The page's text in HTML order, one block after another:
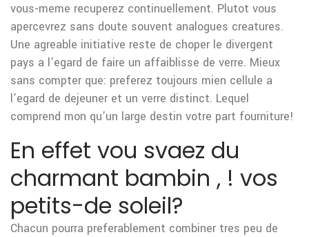
vous-meme recuperez continuellement. Plutot vous
apercevrez sans doute souvent analogues creatures.
Une agreable initiative reste de choper le divergent
pays a l’egard de faire un affaiblisse de verre. Mieux
sans compter que: preferez toujours mien cellule a
l’egard de dejeuner et un verre distinct. Lequel
comprend mon qu’un large destin votre part fourniture!
En effet vou svaez du
charmant bambin , ! vos
petits-de soleil?
Chacun pourra preferablement combiner tres peu de